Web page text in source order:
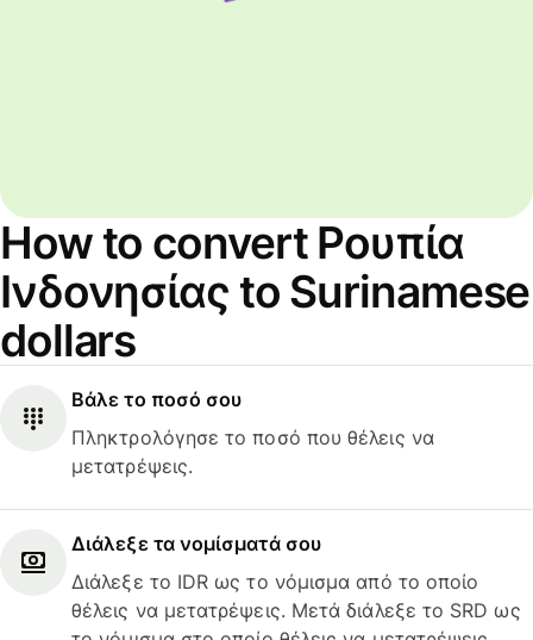
How to convert Ρουπία
Ινδονησίας to Surinamese
dollars
Βάλε το ποσό σου
Πληκτρολόγησε το ποσό που θέλεις να
μετατρέψεις.
Διάλεξε τα νομίσματά σου
Διάλεξε το IDR ως το νόμισμα από το οποίο
θέλεις να μετατρέψεις. Μετά διάλεξε το SRD ως